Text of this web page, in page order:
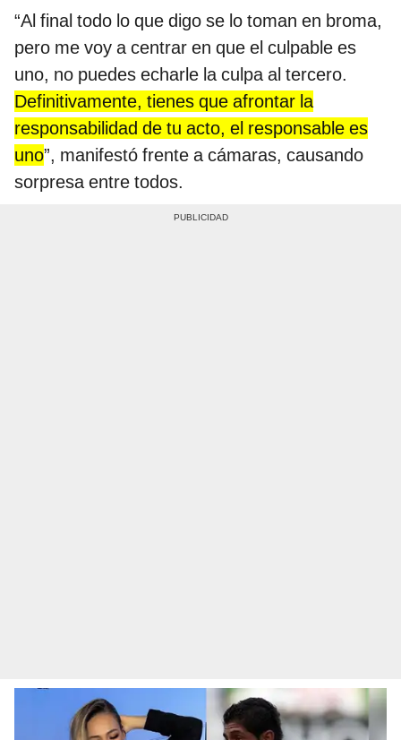
“Al final todo lo que digo se lo toman en broma,
pero me voy a centrar en que el culpable es
uno, no puedes echarle la culpa al tercero.
Definitivamente, tienes que afrontar la
responsabilidad de tu acto, el responsable es
uno”, manifestó frente a cámaras, causando
sorpresa entre todos.